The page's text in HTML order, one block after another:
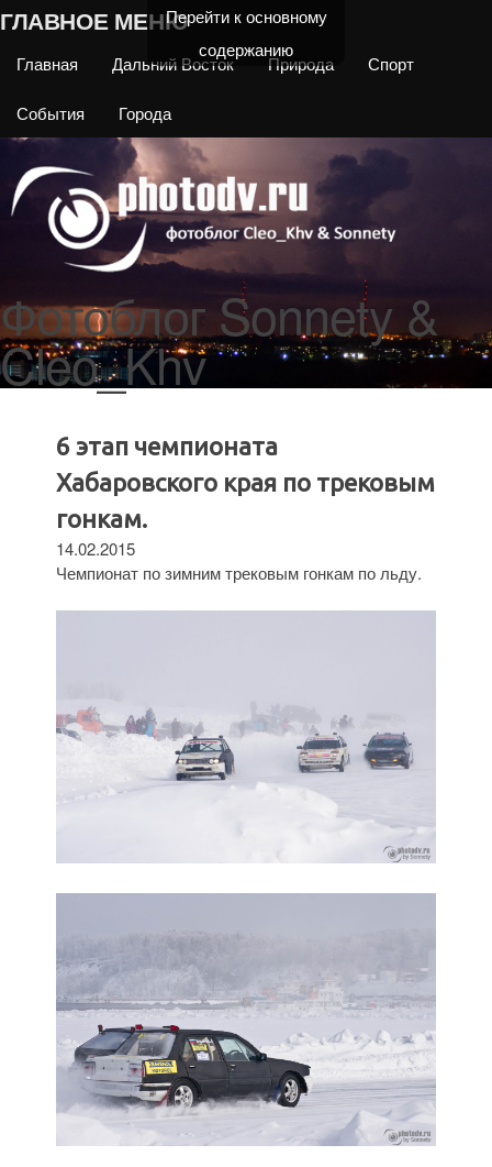
Перейти к основному
содержанию
ГЛАВНОЕ МЕНЮ
Главная Дальний Восток Природа Спорт
События Города
Фотоблог Sonnety &
Cleo_Khv
6 этап чемпионата
Хабаровского края по трековым
гонкам.
14.02.2015
Чемпионат по зимним трековым гонкам по льду.